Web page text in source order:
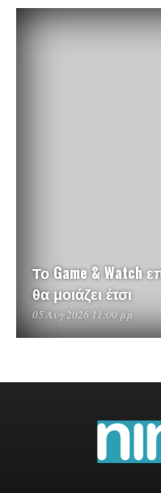
Το Game & Watch
θα μοιάζει έτσι
05 Αυγ 2026 11:00 μμ